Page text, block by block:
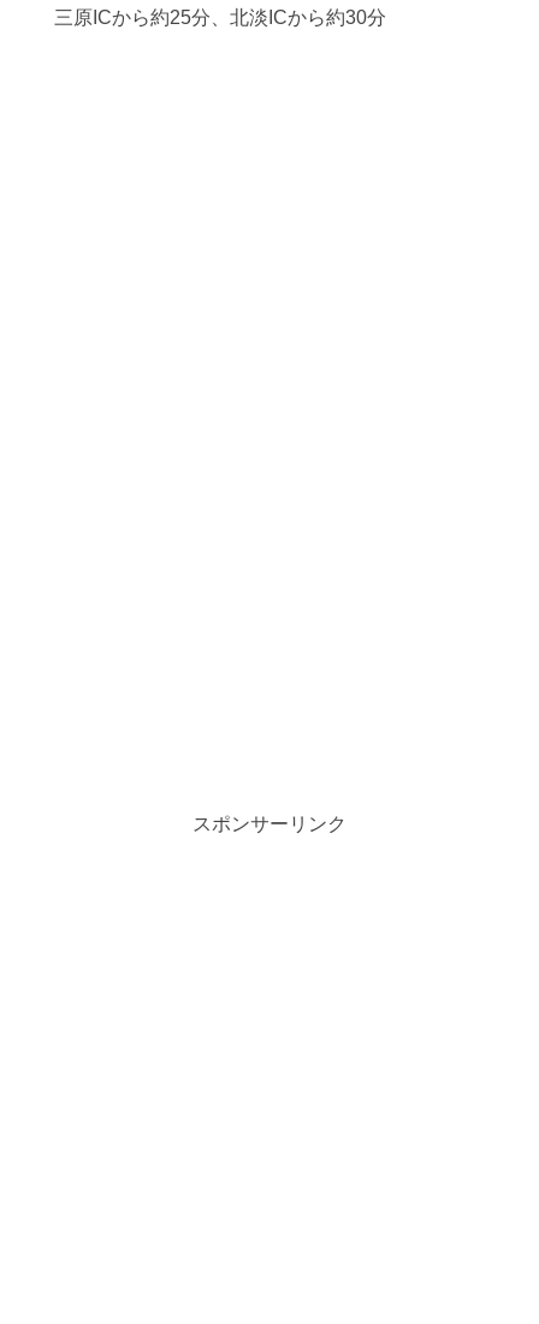
三原ICから約25分、北淡ICから約30分
スポンサーリンク